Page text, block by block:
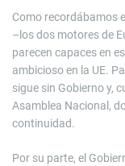
Como recordábamos
–los dos motores de
parecen capaces en
ambicioso en la UE.
sigue sin Gobierno y,
Asamblea Nacional,
continuidad.
Por su parte, el